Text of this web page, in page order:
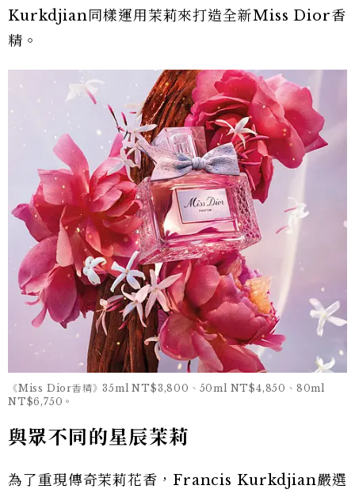
Kurkdjian同樣運用茉莉來打造全新Miss Dior香
精。
《Miss Dior香精》35ml NT$3,800、50ml NT$4,850、80ml
NT$6,750。
與眾不同的星辰茉莉
為了重現傳奇茉莉花香，Francis Kurkdjian嚴選